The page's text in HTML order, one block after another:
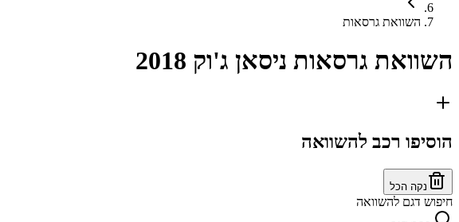
השוואת גרסאות
השוואת גרסאות ניסאן ג'וק 2018
הוסיפו רכב להשוואה
נקה הכל
חיפוש דגם להשוואה